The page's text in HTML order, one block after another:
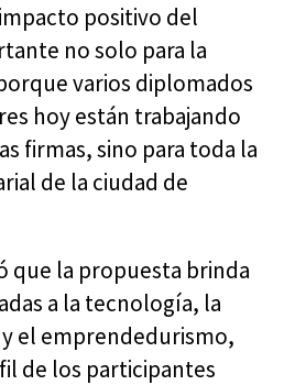
positivo del
no solo para la
varios diplomados
hoy están trabajando
firmas, sino para toda la
de la ciudad de
que la propuesta brinda
a la tecnología, la
el emprendedurismo,
de los participantes